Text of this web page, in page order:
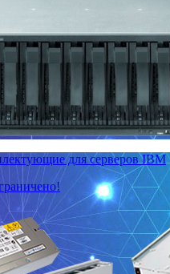
для серверов IBM